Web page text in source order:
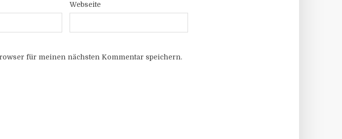
Webseite
für meinen nächsten Kommentar speichern.